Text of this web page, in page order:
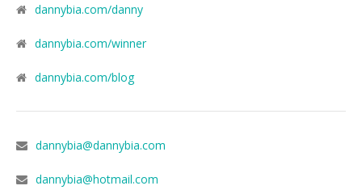
dannybia.com/danny
dannybia.com/winner
dannybia.com/blog
dannybia@dannybia.com
dannybia@hotmail.com